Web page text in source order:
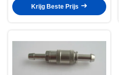
Speldschakelaar 01#
Krijg Beste Prijs